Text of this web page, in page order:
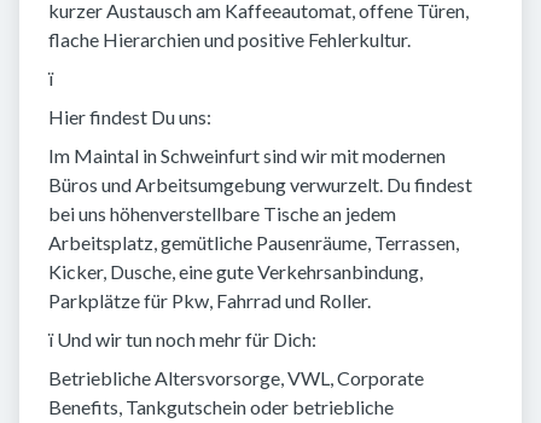
kurzer Austausch am Kaffeeautomat, offene Türen,
flache Hierarchien und positive Fehlerkultur.
ï
Hier findest Du uns:
Im Maintal in Schweinfurt sind wir mit modernen
Büros und Arbeitsumgebung verwurzelt. Du findest
bei uns höhenverstellbare Tische an jedem
Arbeitsplatz, gemütliche Pausenräume, Terrassen,
Kicker, Dusche, eine gute Verkehrsanbindung,
Parkplätze für Pkw, Fahrrad und Roller.
ï Und wir tun noch mehr für Dich:
Betriebliche Altersvorsorge, VWL, Corporate
Benefits, Tankgutschein oder betriebliche